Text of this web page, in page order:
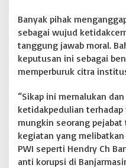
Banyak pihak
sebagai wujud
tanggung jawab moral.
keputusan ini sebagai
memperburuk citra
“Sikap ini memalukan
ketidakpedulian terhadap
mungkin seorang
kegiatan yang
PWI seperti Hendry Ch
anti korupsi di